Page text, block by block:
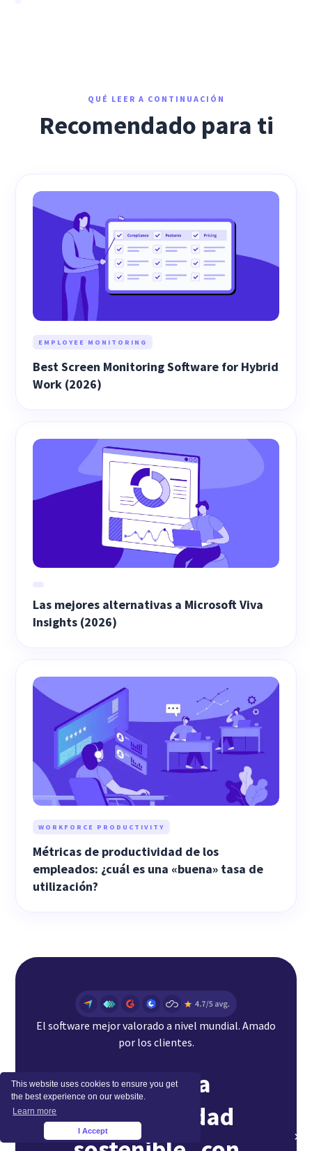
This website uses cookies to ensure you get
the best experience on our website.
Learn more
I Accept ×
QUÉ LEER A CONTINUACIÓN
Recomendado para ti
EMPLOYEE MONITORING
Best Screen Monitoring Software for Hybrid
Work (2026)
Las mejores alternativas a Microsoft Viva
Insights (2026)
WORKFORCE PRODUCTIVITY
Métricas de productividad de los
empleados: ¿cuál es una «buena» tasa de
utilización?
El software mejor valorado a nivel mundial. Amado
por los clientes.
Logre una
productividad